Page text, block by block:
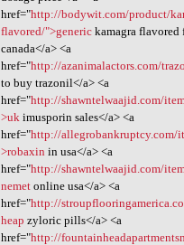
href="http://bodywit.com/product/
flavored/">generickamagra flavored
canada</a> <a
href="http://azanimalactors.com/
to buy trazonil</a> <a
href="http://shawntelwaajid.com/
>uk imusporin sales</a> <a
href="http://allegrobankruptcy.com/
>robaxin in usa</a> <a
href="http://shawntelwaajid.com/
nemetonline usa</a> <a
href="http://
heap zyloric pills</a> <a
href="http://